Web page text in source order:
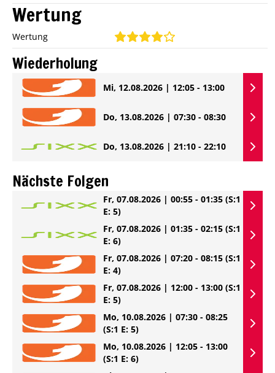
Wertung
Wertung
Wiederholung
Mi, 12.08.2026 | 12:05 - 13:00
Do, 13.08.2026 | 07:30 - 08:30
Do, 13.08.2026 | 21:10 - 22:10
Nächste Folgen
Fr, 07.08.2026 | 00:55 - 01:35 (S:1
E: 5)
Fr, 07.08.2026 | 01:35 - 02:15 (S:1
E: 6)
Fr, 07.08.2026 | 07:20 - 08:15 (S:1
E: 4)
Fr, 07.08.2026 | 12:00 - 13:00 (S:1
E: 5)
Mo, 10.08.2026 | 07:30 - 08:25
(S:1 E: 5)
Mo, 10.08.2026 | 12:05 - 13:00
(S:1 E: 6)